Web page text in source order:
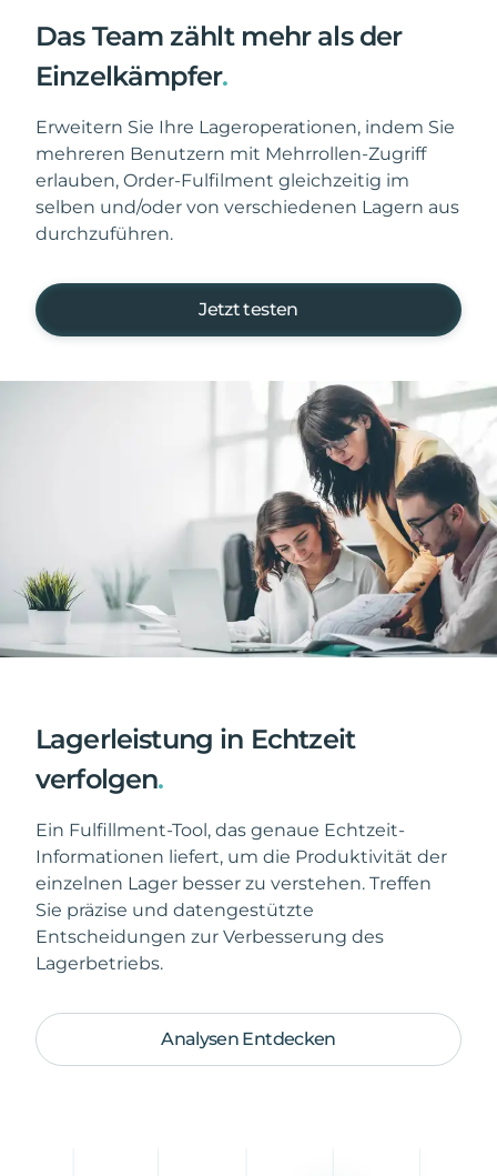
Das Team zählt mehr als der
Einzelkämpfer.
Erweitern Sie Ihre Lageroperationen, indem Sie
mehreren Benutzern mit Mehrrollen-Zugriff
erlauben, Order-Fulfilment gleichzeitig im
selben und/oder von verschiedenen Lagern aus
durchzuführen.
Jetzt testen
Lagerleistung in Echtzeit
verfolgen.
Ein Fulfillment-Tool, das genaue Echtzeit-
Informationen liefert, um die Produktivität der
einzelnen Lager besser zu verstehen. Treffen
Sie präzise und datengestützte
Entscheidungen zur Verbesserung des
Lagerbetriebs.
Analysen Entdecken